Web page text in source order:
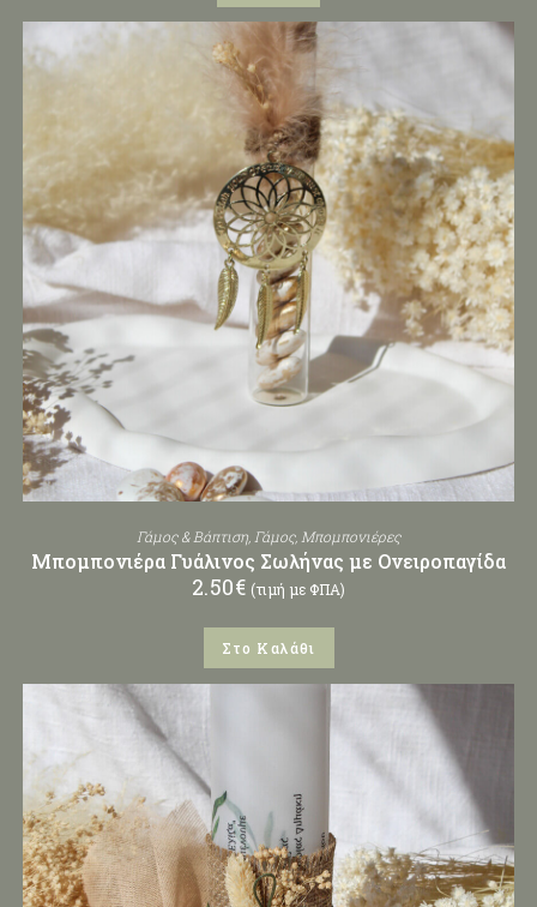
Γάμος & Βάπτιση,Γάμος,Μπομπονιέρες
Μπομπονιέρα Γυάλινος Σωλήνας με Ονειροπαγίδα
2.50€ (τιμή με ΦΠΑ)
Στο Καλάθι